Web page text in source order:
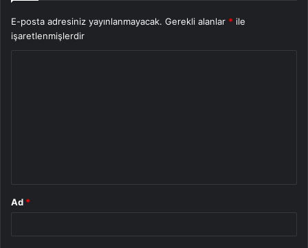
E-posta adresiniz yayınlanmayacak. Gerekli alanlar * ile
işaretlenmişlerdir
Ad *